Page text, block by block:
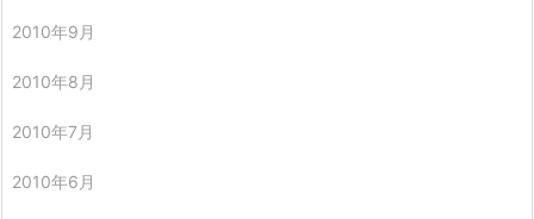
2010年9月
2010年8月
2010年7月
2010年6月